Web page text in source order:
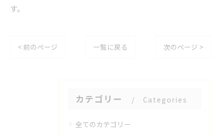
す。
< 前のページ 一覧に戻る 次のページ >
カテゴリー Categories
全てのカテゴリー